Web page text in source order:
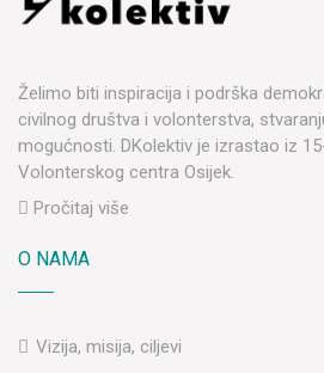
Želimo biti inspiracija i podrška
civilnog društva i volonterstva,
mogućnosti. DKolektiv je izrastao iz
Volonterskog centra Osijek.
Pročitaj više
O NAMA
Vizija, misija, ciljevi